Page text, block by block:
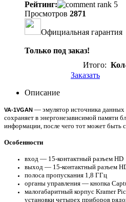
Рейтинг:
Просмотров 2871
Официальная гарантия
Только под заказ!
Итого:
Заказать
Описание
VA-1VGAN — эмулятор источника
сохраняет в энергонезависимой памяти
информации, после чего тот может быть
Особенности
вход — 15-контактный разъем HD
выход — 15-контактный разъем
полоса пропускания 1,8 ГГц
органы управления — кнопка
малогабаритный корпус Kramer
установки четырех приборов